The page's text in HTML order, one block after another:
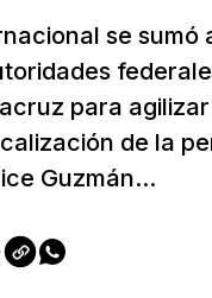
se sumó
para
de la
Guzmán...